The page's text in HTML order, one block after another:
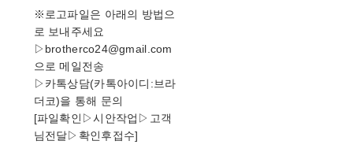
※로고파일은 아래의 방법으
로 보내주세요
▷brotherco24@gmail.com
으로 메일전송
▷카톡상담(카톡아이디:브라
더코)을 통해 문의
[파일확인▷시안작업▷고객
님전달▷확인후접수]